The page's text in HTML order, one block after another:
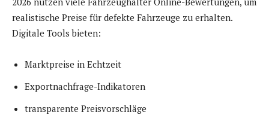
realistische Preise für defekte Fahrzeuge zu erhalten.
Digitale Tools bieten:
Marktpreise in Echtzeit
Exportnachfrage-Indikatoren
transparente Preisvorschläge